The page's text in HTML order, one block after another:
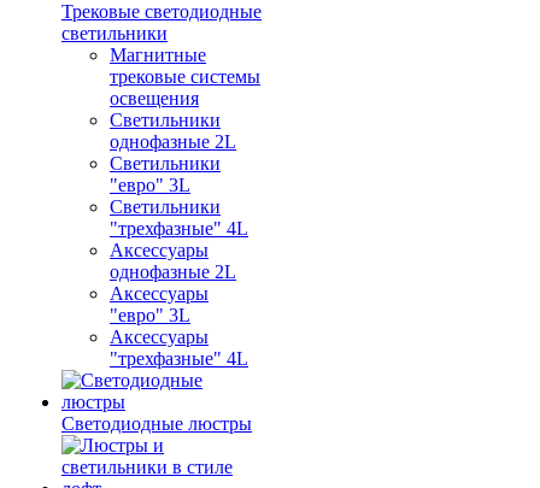
Трековые светодиодные
светильники
Магнитные
трековые системы
освещения
Светильники
однофазные 2L
Светильники
"евро" 3L
Светильники
"трехфазные" 4L
Аксессуары
однофазные 2L
Аксессуары
"евро" 3L
Аксессуары
"трехфазные" 4L
Светодиодные люстры